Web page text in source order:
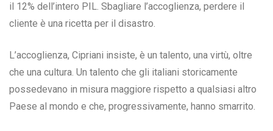
il 12% dell’intero PIL. Sbagliare l’accoglienza, perdere il
cliente è una ricetta per il disastro.
L’accoglienza, Cipriani insiste, è un talento, una virtù, oltre
che una cultura. Un talento che gli italiani storicamente
possedevano in misura maggiore rispetto a qualsiasi altro
Paese al mondo e che, progressivamente, hanno smarrito.